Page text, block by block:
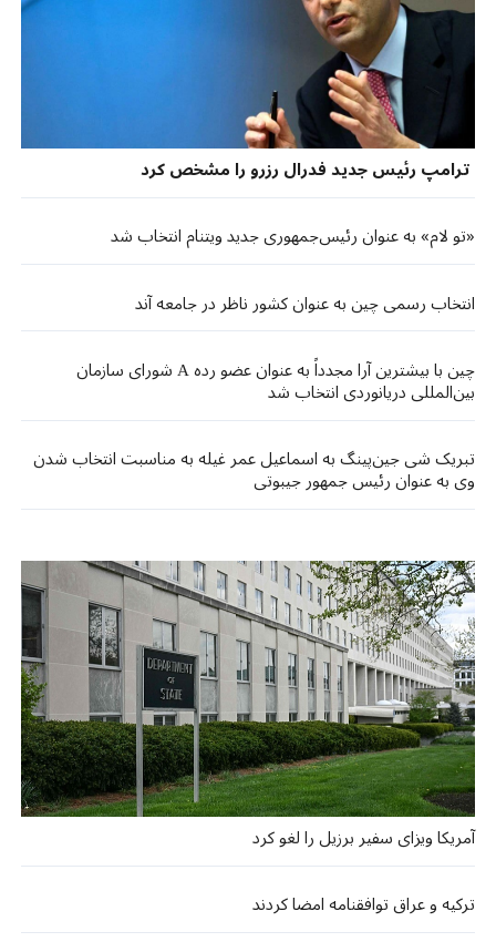
ترامپ رئیس جدید فدرال رزرو را مشخص کرد
«تو لام» به عنوان رئیس‌جمهوری جدید ویتنام انتخاب شد
انتخاب رسمی چین به عنوان کشور ناظر در جامعه آند
چین با بیشترین آرا مجدداً به عنوان عضو رده A شورای سازمان
بین‌المللی دریانوردی انتخاب شد
تبریک شی جین‌پینگ به اسماعیل عمر غیله به مناسبت انتخاب شدن
وی به عنوان رئیس جمهور جیبوتی
آمریکا ویزای سفیر برزیل را لغو کرد
ترکیه و عراق توافقنامه امضا کردند